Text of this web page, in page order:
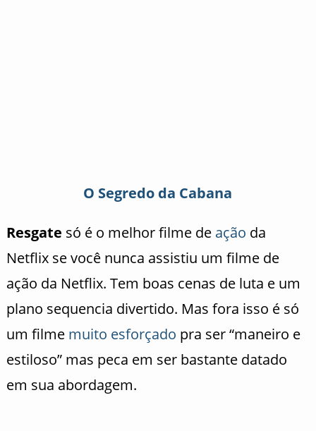
O Segredo da Cabana
Resgate só é o melhor filme de ação da
Netflix se você nunca assistiu um filme de
ação da Netflix. Tem boas cenas de luta e um
plano sequencia divertido. Mas fora isso é só
um filme muito esforçado pra ser “maneiro e
estiloso” mas peca em ser bastante datado
em sua abordagem.